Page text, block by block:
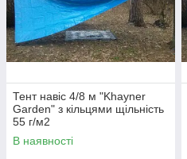
Тент навіс 4/8 м "Khayner
Garden" з кільцями щільність
55 г/м2
В наявності